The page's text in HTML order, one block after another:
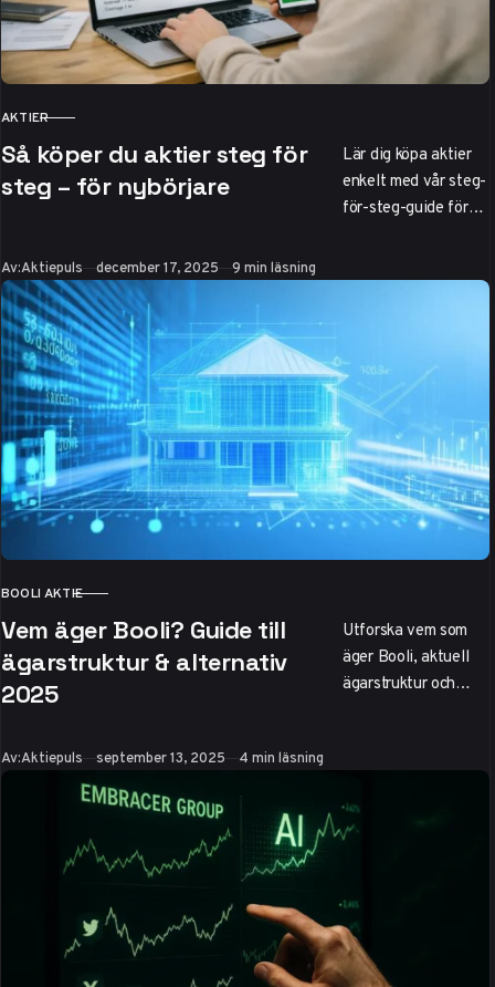
KATEGORI
AKTIER
Så köper du aktier steg för
steg – för nybörjare
Lär dig köpa aktier
enkelt med vår steg-
för-steg-guide för
Nordnet, 0 kr
1000 kr – risker,
plattformar och
misstag att undvika.
Av:Aktiepuls Publicerad
december 17, 2025 9 min läsning
KATEGORI
BOOLI AKTIE
Vem äger Booli? Guide till
ägarstruktur & alternativ
2025
Utforska vem som
äger Booli, aktuell
ägarstruktur och
via SBAB – utan
möjlighet till
Av:Aktiepuls Publicerad
september 13, 2025 4 min läsning